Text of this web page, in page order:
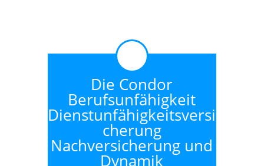
Die Condor
Berufsunfähigkeit
Dienstunfähigkeitsversi
cherung
Nachversicherung und
Dynamik